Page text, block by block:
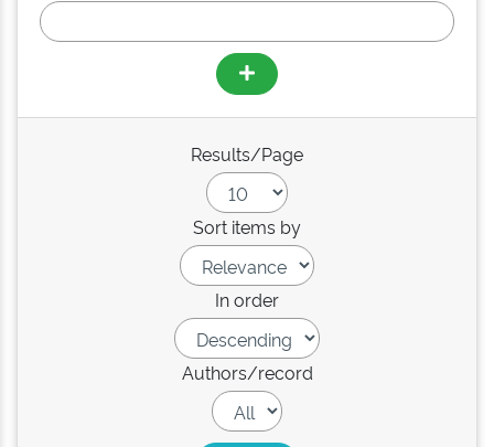
Results/Page
Sort items by
In order
Authors/record